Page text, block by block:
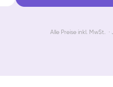
Alle Preise inkl. MwSt.